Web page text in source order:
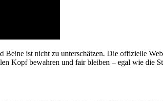
ist nicht zu unterschätzen. Die offizielle
Kopf bewahren und fair bleiben – egal wie die